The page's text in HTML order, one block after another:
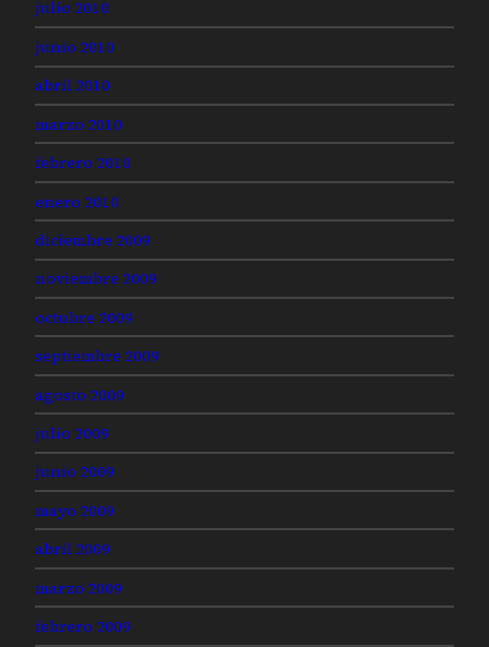
julio 2010
junio 2010
abril 2010
marzo 2010
febrero 2010
enero 2010
diciembre 2009
noviembre 2009
octubre 2009
septiembre 2009
agosto 2009
julio 2009
junio 2009
mayo 2009
abril 2009
marzo 2009
febrero 2009